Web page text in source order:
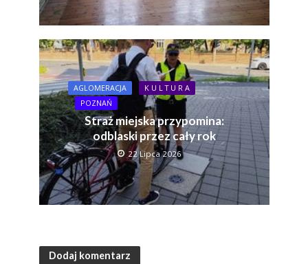
AGLOMERACJA
K U L T U R A
POZNAŃ
Straż miejska przypomina:
odblaski przez cały rok
22 Lipca 2026
Dodaj komentarz